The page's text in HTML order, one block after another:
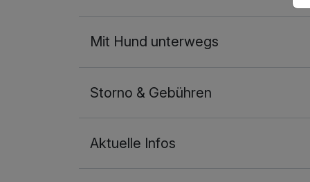
Mit Hund unterwegs
Storno & Gebühren
Aktuelle Infos